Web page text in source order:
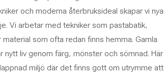
och moderna återbruksideal skapar vi nya
Vi arbetar med tekniker som pastabatik,
som ofta redan finns hemma. Gamla
liv genom färg, mönster och sömnad. Här
miljö där det finns gott om utrymme att